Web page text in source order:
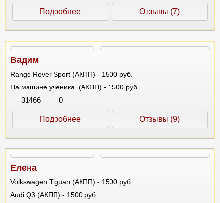
Подробнее Отзывы (7)
Вадим
Range Rover Sport (АКПП) - 1500 руб.
На машине ученика. (АКПП) - 1500 руб.
31466 0
Подробнее Отзывы (9)
Елена
Volkswagen Tiguan (АКПП) - 1500 руб.
Audi Q3 (АКПП) - 1500 руб.